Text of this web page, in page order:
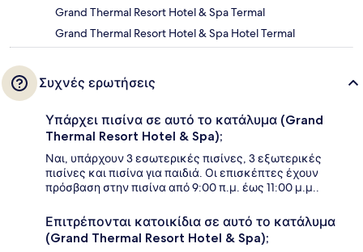
Grand Thermal Resort Hotel & Spa Termal
Grand Thermal Resort Hotel & Spa Hotel Termal
Συχνές ερωτήσεις
Υπάρχει πισίνα σε αυτό το κατάλυμα (Grand
Thermal Resort Hotel & Spa);
Ναι, υπάρχουν 3 εσωτερικές πισίνες, 3 εξωτερικές
πισίνες και πισίνα για παιδιά. Οι επισκέπτες έχουν
πρόσβαση στην πισίνα από 9:00 π.μ. έως 11:00 μ.μ..
Επιτρέπονται κατοικίδια σε αυτό το κατάλυμα
(Grand Thermal Resort Hotel & Spa);